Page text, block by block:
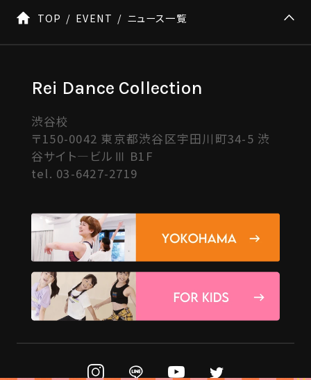
TOP EVENT ニュース一覧
Rei Dance Collection
渋谷校
〒150-0042 東京都渋谷区宇田川町34-5 渋
谷サイト―ビルⅢ B1F
tel. 03-6427-2719